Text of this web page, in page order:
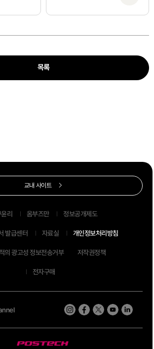
목록
리 옴부즈만 정보공개제도
발급센터 자료실 개인정보처리방침
의 광고성 정보전송거부 저작권정책
전자구매
교내 사이트